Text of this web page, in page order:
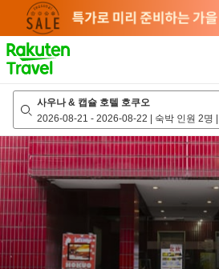
page
사우나 & 캡슐 호텔 호쿠오
2026-08-21 - 2026-08-22 | 숙박 인원 2명 |